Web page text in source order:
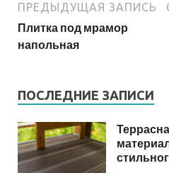
ПРЕДЫДУЩАЯ ЗАПИСЬ
Плитка под мрамор
напольная
ПОСЛЕДНИЕ ЗАПИСИ